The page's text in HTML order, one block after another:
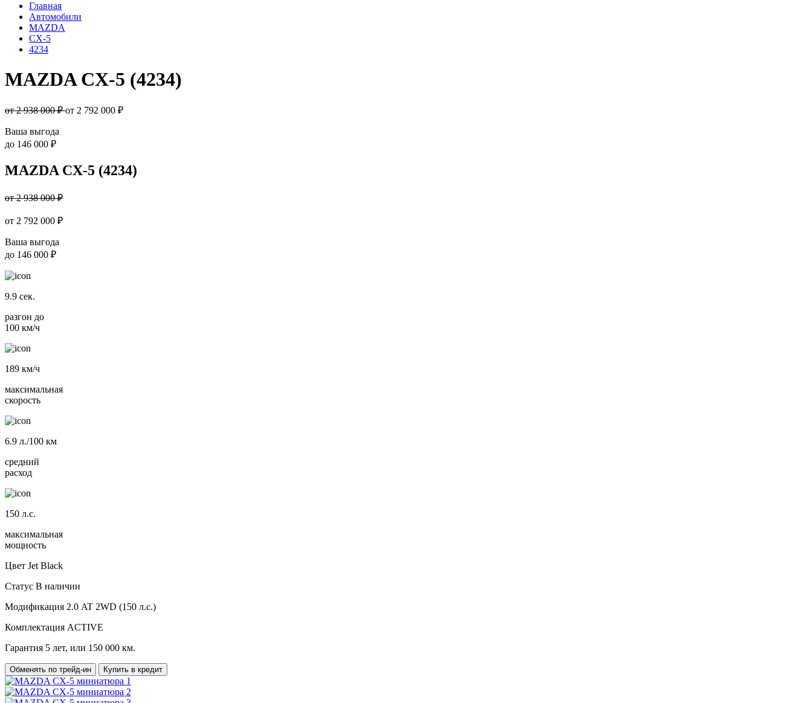
Главная
Автомобили
MAZDA
CX-5
4234
MAZDA CX-5 (4234)
от 2 938 000 ₽от 2 792 000 ₽
Ваша выгода
до 146 000 ₽
MAZDA CX-5 (4234)
от 2 938 000 ₽
от 2 792 000 ₽
Ваша выгода
до 146 000 ₽
9.9 сек.
разгон до
100 км/ч
189 км/ч
максимальная
скорость
6.9 л./100 км
средний
расход
150 л.с.
максимальная
мощность
Цвет Jet Black
Статус В наличии
Модификация 2.0 AT 2WD (150 л.с.)
Комплектация ACTIVE
Гарантия 5 лет, или 150 000 км.
Обменять по трейд-ин Купить в кредит